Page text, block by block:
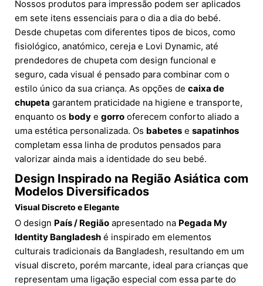
Nossos produtos para impressão podem ser aplicados
em sete itens essenciais para o dia a dia do bebé.
Desde chupetas com diferentes tipos de bicos, como
fisiológico, anatómico, cereja e Lovi Dynamic, até
prendedores de chupeta com design funcional e
seguro, cada visual é pensado para combinar com o
estilo único da sua criança. As opções de caixa de
chupeta garantem praticidade na higiene e transporte,
enquanto os body e gorro oferecem conforto aliado a
uma estética personalizada. Os babetes e sapatinhos
completam essa linha de produtos pensados para
valorizar ainda mais a identidade do seu bebé.
Design Inspirado na Região Asiática com
Modelos Diversificados
Visual Discreto e Elegante
O design País / Região apresentado na Pegada My
Identity Bangladesh é inspirado em elementos
culturais tradicionais da Bangladesh, resultando em um
visual discreto, porém marcante, ideal para crianças que
representam uma ligação especial com essa parte do